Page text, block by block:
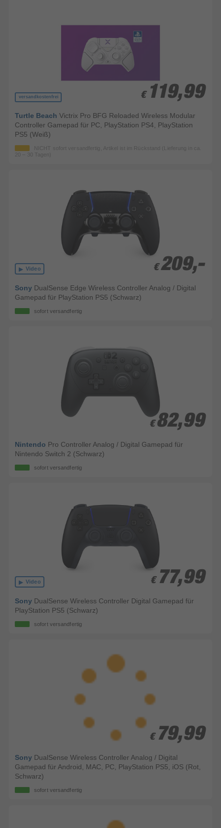
versandkostenfrei € 119,99
€ 119,99
Turtle Beach Victrix Pro BFG Reloaded Wireless Modular
Controller Gamepad für PC, PlayStation PS4, PlayStation
PS5 (Weiß)
NICHT sofort versandfertig, Artikel ist im Rückstand (Lieferung in ca.
20 – 30 Tagen)
Video € 209,-
€ 209,-
Sony DualSense Edge Wireless Controller Analog / Digital
Gamepad für PlayStation PS5 (Schwarz)
sofort versandfertig
€ 82,99
€ 82,99
Nintendo Pro Controller Analog / Digital Gamepad für
Nintendo Switch 2 (Schwarz)
sofort versandfertig
Video € 77,99
€ 77,99
Sony DualSense Wireless Controller Digital Gamepad für
PlayStation PS5 (Schwarz)
sofort versandfertig
€ 79,99
€ 79,99
Sony DualSense Wireless Controller Analog / Digital
Gamepad für Android, MAC, PC, PlayStation PS5, iOS (Rot,
Schwarz)
sofort versandfertig